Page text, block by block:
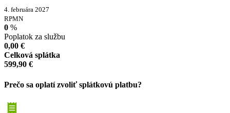
4. februára 2027
RPMN
0 %
Poplatok za službu
0,00 €
Celková splátka
599,90 €
Prečo sa oplatí zvoliť splátkovú platbu?